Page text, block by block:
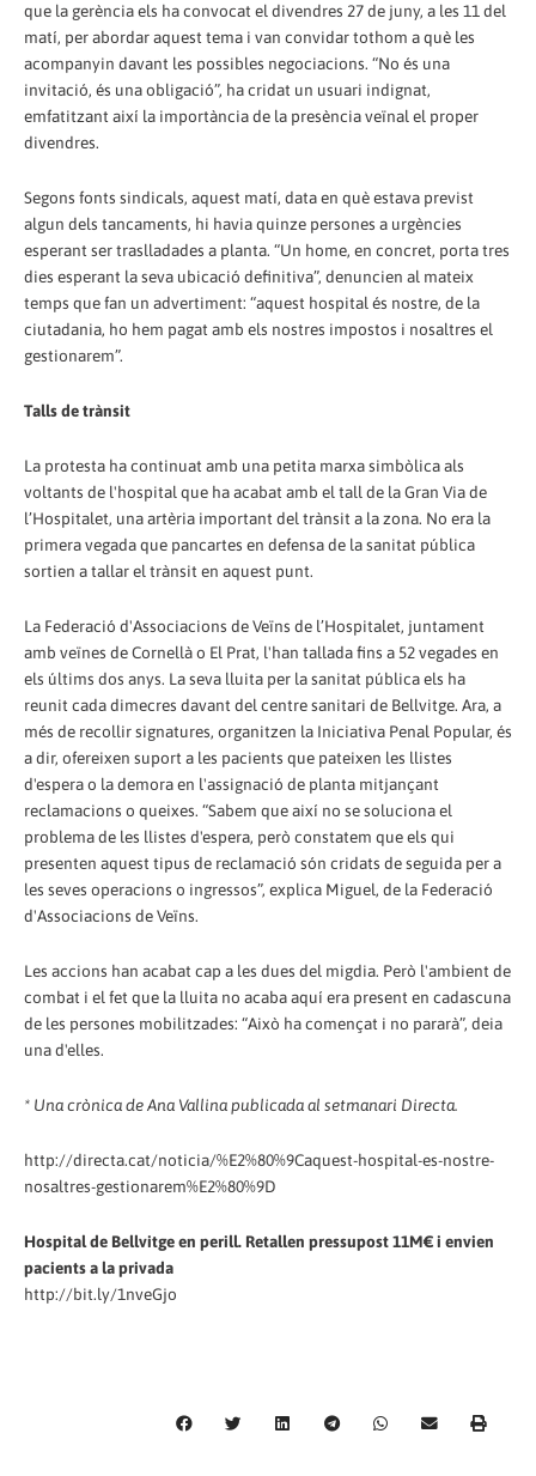
que la gerència els ha convocat el divendres 27 de juny, a les 11 del
matí, per abordar aquest tema i van convidar tothom a què les
acompanyin davant les possibles negociacions. “No és una
invitació, és una obligació”, ha cridat un usuari indignat,
emfatitzant així la importància de la presència veïnal el proper
divendres.
Segons fonts sindicals, aquest matí, data en què estava previst
algun dels tancaments, hi havia quinze persones a urgències
esperant ser traslladades a planta. “Un home, en concret, porta tres
dies esperant la seva ubicació definitiva”, denuncien al mateix
temps que fan un advertiment: “aquest hospital és nostre, de la
ciutadania, ho hem pagat amb els nostres impostos i nosaltres el
gestionarem”.
Talls de trànsit
La protesta ha continuat amb una petita marxa simbòlica als
voltants de l'hospital que ha acabat amb el tall de la Gran Via de
l’Hospitalet, una artèria important del trànsit a la zona. No era la
primera vegada que pancartes en defensa de la sanitat pública
sortien a tallar el trànsit en aquest punt.
La Federació d'Associacions de Veïns de l’Hospitalet, juntament
amb veïnes de Cornellà o El Prat, l'han tallada fins a 52 vegades en
els últims dos anys. La seva lluita per la sanitat pública els ha
reunit cada dimecres davant del centre sanitari de Bellvitge. Ara, a
més de recollir signatures, organitzen la Iniciativa Penal Popular, és
a dir, ofereixen suport a les pacients que pateixen les llistes
d'espera o la demora en l'assignació de planta mitjançant
reclamacions o queixes. “Sabem que així no se soluciona el
problema de les llistes d'espera, però constatem que els qui
presenten aquest tipus de reclamació són cridats de seguida per a
les seves operacions o ingressos”, explica Miguel, de la Federació
d'Associacions de Veïns.
Les accions han acabat cap a les dues del migdia. Però l'ambient de
combat i el fet que la lluita no acaba aquí era present en cadascuna
de les persones mobilitzades: “Això ha començat i no pararà”, deia
una d'elles.
* Una crònica de Ana Vallina publicada al setmanari Directa.
http://directa.cat/noticia/%E2%80%9Caquest-hospital-es-nostre-
nosaltres-gestionarem%E2%80%9D
Hospital de Bellvitge en perill. Retallen pressupost 11M€ i envien
pacients a la privada
http://bit.ly/1nveGjo